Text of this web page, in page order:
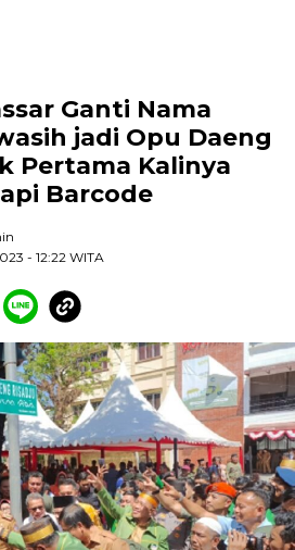
Ganti Nama
jadi Opu Daeng
Pertama Kalinya
Barcode
- 12:22 WITA